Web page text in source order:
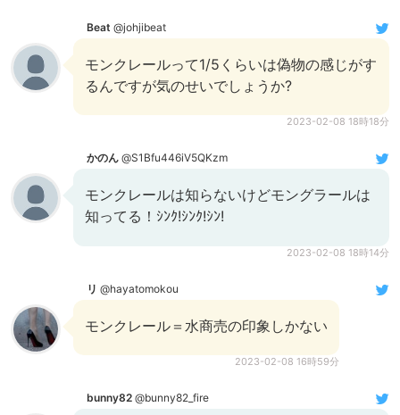
Beat @johjibeat
モンクレールって1/5くらいは偽物の感じがす
るんですが気のせいでしょうか?
2023-02-08 18時18分
かのん @S1Bfu446iV5QKzm
モンクレールは知らないけどモングラールは
知ってる！ｼﾝｸ!ｼﾝｸ!ｼﾝ!
2023-02-08 18時14分
リ @hayatomokou
モンクレール＝水商売の印象しかない
2023-02-08 16時59分
bunny82 @bunny82_fire